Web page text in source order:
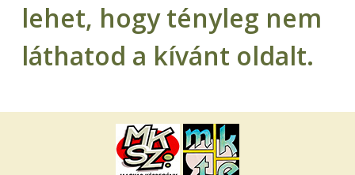
lehet, hogy tényleg nem
láthatod a kívánt oldalt.